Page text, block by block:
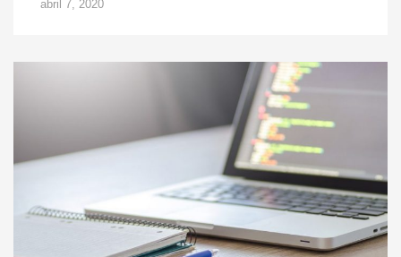
abril 7, 2020